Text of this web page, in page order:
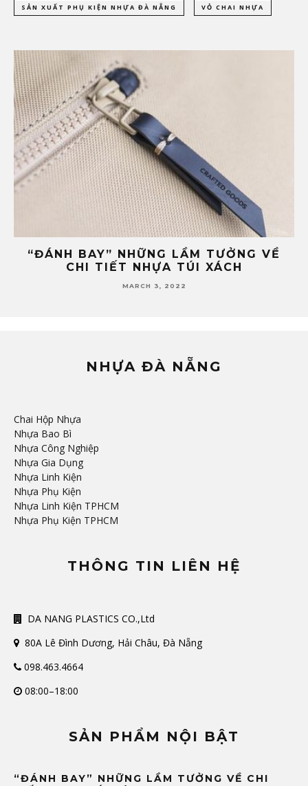
SẢN XUẤT PHỤ KIỆN NHỰA ĐÀ NẴNG VỎ CHAI NHỰA
ĐÂU LÀ ĐỊA CHỈ SẢN XUẤT PHỤ KIỆN
NHỰA TÚI XÁCH UY TÍN TẠI ĐÀ NẴNG?
FEBRUARY 24, 2022
NHỰA ĐÀ NẴNG
Chai Hộp Nhựa
Nhựa Bao Bì
Nhựa Công Nghiệp
Nhựa Gia Dụng
Nhựa Linh Kiện
Nhựa Phụ Kiện
Nhựa Linh Kiện TPHCM
Nhựa Phụ Kiện TPHCM
THÔNG TIN LIÊN HỆ
DA NANG PLASTICS CO.,Ltd
80A Lê Đình Dương, Hải Châu, Đà Nẵng
098.463.4664
08:00–18:00
SẢN PHẨM NỘI BẬT
“ĐÁNH BAY” NHỮNG LẦM TƯỞNG VỀ CHI